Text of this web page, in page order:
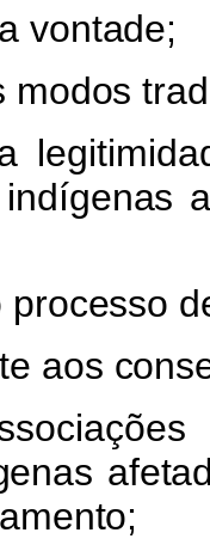
vontade;
modos
aos